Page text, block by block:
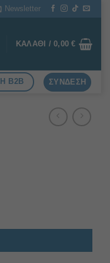
Newsletter
ΚΑΛΆΘΙ /0,00€
B2B ΣΎΝΔΕΣΗ